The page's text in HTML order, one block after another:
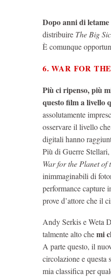
Dopo anni di
distribuire The Big
È comunque
6. WAR FOR
Più ci ripenso, più
questo film a livello
assolutamente
osservare il livello
digitali hanno
Più di Guerre
War for the Planet of
inimmaginabili di
performance capture
prove d’attore che il
Andy Serkis e Weta
talmente alto chemi
A parte questo, il
circolazione e questa
mia classifica per